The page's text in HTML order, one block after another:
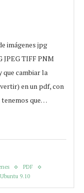
imágenes jpg
TIFF PNM
que cambiar la
en un pdf, con
tenemos que…
PDF
Ubuntu 9.10